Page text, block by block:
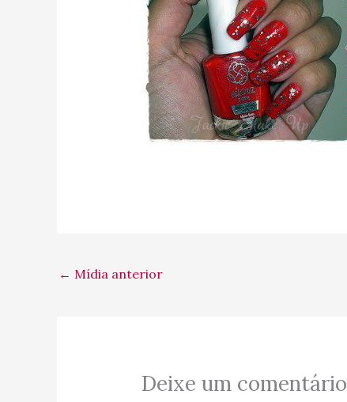
← Mídia anterior
Deixe um comentário